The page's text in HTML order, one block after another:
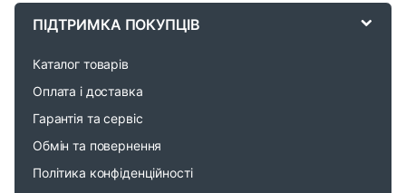
ПІДТРИМКА ПОКУПЦІВ
Каталог товарів
Оплата і доставка
Гарантія та сервіс
Обмін та повернення
Політика конфіденційності